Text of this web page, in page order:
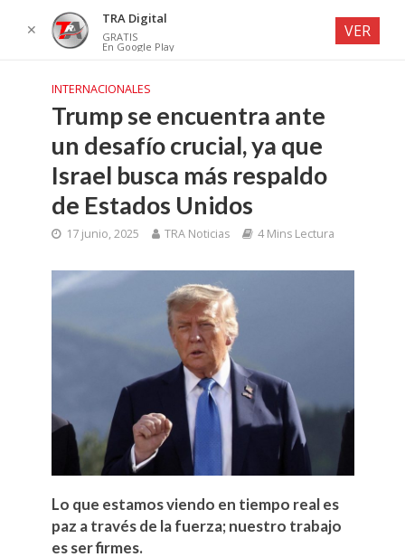
INTERNACIONALES
Trump se encuentra ante
un desafío crucial, ya que
Israel busca más respaldo
de Estados Unidos
17 junio, 2025 TRA Noticias 4 Mins Lectura
Lo que estamos viendo en tiempo real es
paz a través de la fuerza; nuestro trabajo
es ser firmes.
✕
TRA Digital
GRATIS
En Google Play
VER